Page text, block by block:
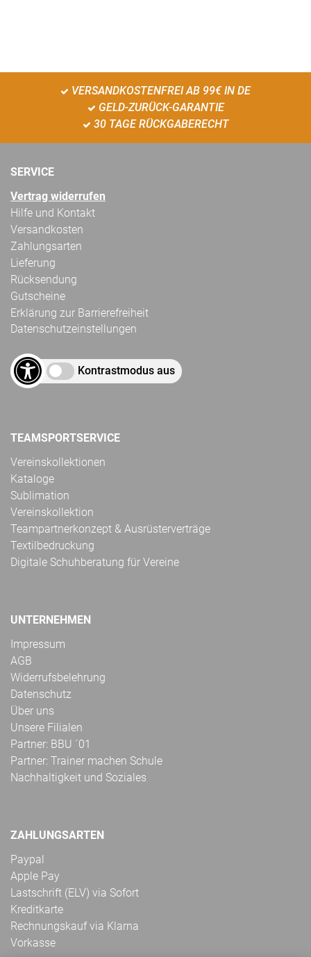
VERSANDKOSTENFREI AB 99€ IN DE
GELD-ZURÜCK-GARANTIE
30 TAGE RÜCKGABERECHT
SERVICE
Vertrag widerrufen
Hilfe und Kontakt
Versandkosten
Zahlungsarten
Lieferung
Rücksendung
Gutscheine
Erklärung zur Barrierefreiheit
Datenschutzeinstellungen
Kontrastmodus aus
TEAMSPORTSERVICE
Vereinskollektionen
Kataloge
Sublimation
Vereinskollektion
Teampartnerkonzept & Ausrüsterverträge
Textilbedruckung
Digitale Schuhberatung für Vereine
UNTERNEHMEN
Impressum
AGB
Widerrufsbelehrung
Datenschutz
Über uns
Unsere Filialen
Partner: BBU ´01
Partner: Trainer machen Schule
Nachhaltigkeit und Soziales
ZAHLUNGSARTEN
Paypal
Apple Pay
Lastschrift (ELV) via Sofort
Kreditkarte
Rechnungskauf via Klarna
Vorkasse